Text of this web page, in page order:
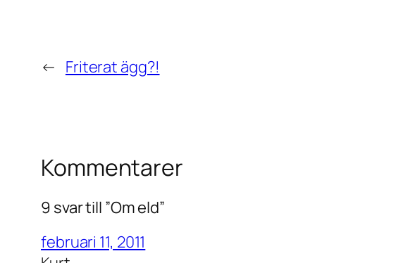
← Friterat ägg?!
Kommentarer
9 svar till ”Om eld”
februari 11, 2011